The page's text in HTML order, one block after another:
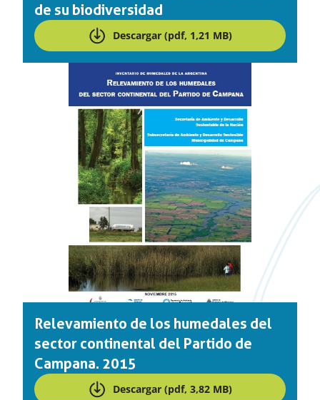
de su biodiversidad
Descargar (pdf, 1,21 MB)
Relevamiento de los humedales del
sector continental del Partido de
Campana. 2015
Descargar (pdf, 3,82 MB)